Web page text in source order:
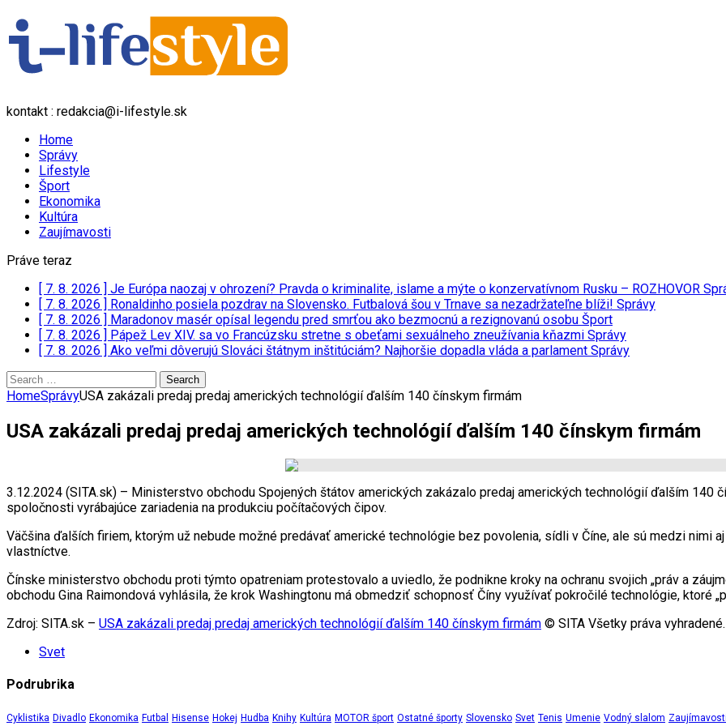
kontakt : redakcia@i-lifestyle.sk
Home
Správy
Lifestyle
Šport
Ekonomika
Kultúra
Zaujímavosti
Práve teraz
[ 7. 8. 2026 ] Je Európa naozaj v ohrození? Pravda o kriminalite, islame a mýte o konzervatívnom Rusku – ROZHOVOR
[ 7. 8. 2026 ] Ronaldinho posiela pozdrav na Slovensko. Futbalová šou v Trnave sa nezadržateľne blíži! Správy
[ 7. 8. 2026 ] Maradonov masér opísal legendu pred smrťou ako bezmocnú a rezignovanú osobu Šport
[ 7. 8. 2026 ] Pápež Lev XIV. sa vo Francúzsku stretne s obeťami sexuálneho zneužívania kňazmi Správy
[ 7. 8. 2026 ] Ako veľmi dôverujú Slováci štátnym inštitúciám? Najhoršie dopadla vláda a parlament Správy
Search
for:
HomeSprávyUSA zakázali predaj predaj amerických technológií ďalším 140 čínskym firmám
USA zakázali predaj predaj amerických technológií ďalším 140 čínskym firmám
3.12.2024 (SITA.sk) – Ministerstvo obchodu Spojených štátov amerických zakázalo predaj amerických technológií ďalším 140
spoločnosti vyrábajúce zariadenia na produkciu počítačových čipov.
Väčšina ďalších firiem, ktorým už nebude možné predávať americké technológie bez povolenia, sídli v Číne, ale sú medzi nimi
vlastníctve.
Čínske ministerstvo obchodu proti týmto opatreniam protestovalo a uviedlo, že podnikne kroky na ochranu svojich „práv a
obchodu Gina Raimondová vyhlásila, že krok Washingtonu má obmedziť schopnosť Číny využívať pokročilé technológie, ktoré
Zdroj: SITA.sk – USA zakázali predaj predaj amerických technológií ďalším 140 čínskym firmám © SITA Všetky práva vyhradené.
Svet
Podrubrika
Cyklistika Divadlo Ekonomika Futbal Hisense Hokej Hudba Knihy Kultúra MOTOR šport Ostatné športy Slovensko Svet Tenis Umenie Vodný slalom